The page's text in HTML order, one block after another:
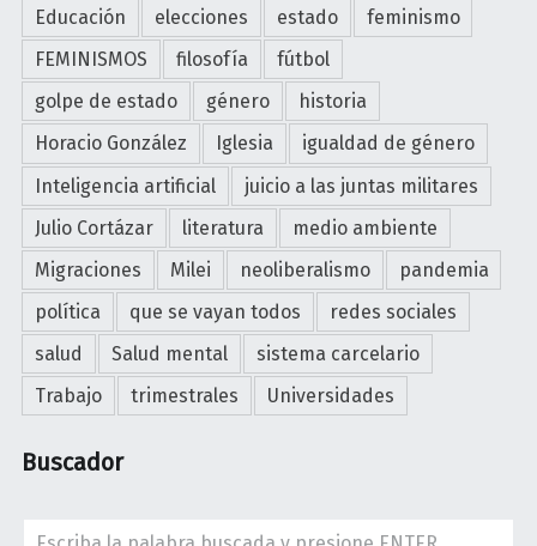
Educación
elecciones estado
feminismo
FEMINISMOS
filosofía
fútbol
golpe de estado
género
historia
Horacio González
Iglesia
igualdad de género
Inteligencia artificial
juicio a las juntas militares
Julio Cortázar
literatura
medio ambiente
Migraciones
Milei neoliberalismo
pandemia
política
que se vayan todos
redes sociales
salud
Salud mental
sistema carcelario
Trabajo
trimestrales Universidades
Buscador
Search